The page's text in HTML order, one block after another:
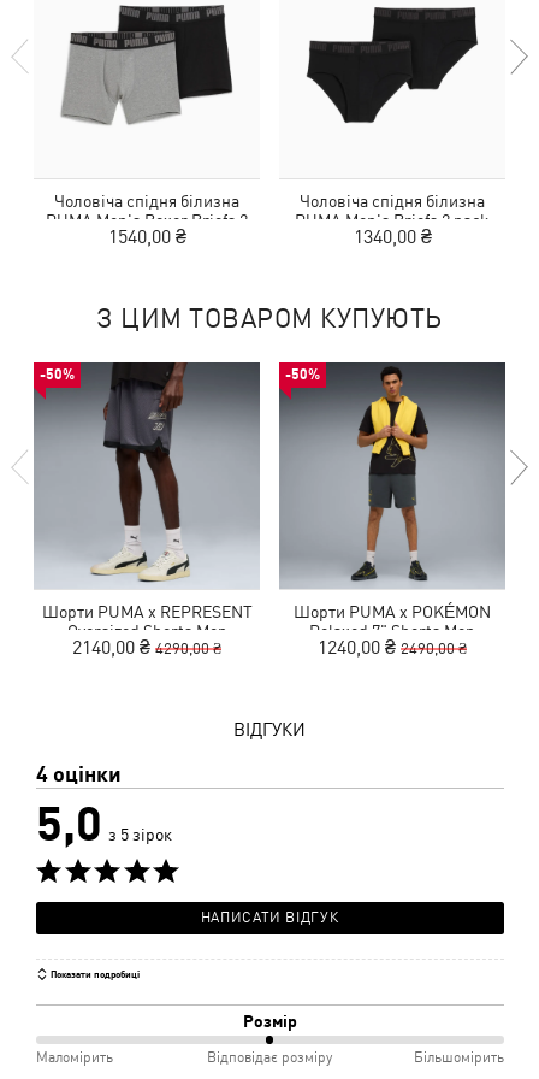
Чоловіча спідня білизна
PUMA Men's Boxer Briefs 2
pack
1540,00 ₴
Чоловіча спідня білизна
PUMA Men's Briefs 2 pack
1340,00 ₴
З ЦИМ ТОВАРОМ КУПУЮТЬ
-50%
Шорти PUMA x REPRESENT
Oversized Shorts Men
2140,00 ₴ 4290,00 ₴
-50%
Шорти PUMA x POKÉMON
Relaxed 7" Shorts Men
1240,00 ₴ 2490,00 ₴
ВІДГУКИ
4 оцінки
5,0 з 5 зірок
НАПИСАТИ ВІДГУК
Показати подробиці
Розмір
50%
Маломірить Відповідає розміру Більшомірить